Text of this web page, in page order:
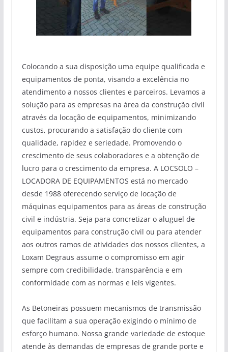
Colocando a sua disposição uma equipe qualificada e
equipamentos de ponta, visando a excelência no
atendimento a nossos clientes e parceiros. Levamos a
solução para as empresas na área da construção civil
através da locação de equipamentos, minimizando
custos, procurando a satisfação do cliente com
qualidade, rapidez e seriedade. Promovendo o
crescimento de seus colaboradores e a obtenção de
lucro para o crescimento da empresa. A LOCSOLO –
LOCADORA DE EQUIPAMENTOS está no mercado
desde 1988 oferecendo serviço de locação de
máquinas equipamentos para as áreas de construção
civil e indústria. Seja para concretizar o aluguel de
equipamentos para construção civil ou para atender
aos outros ramos de atividades dos nossos clientes, a
Loxam Degraus assume o compromisso em agir
sempre com credibilidade, transparência e em
conformidade com as normas e leis vigentes.
As Betoneiras possuem mecanismos de transmissão
que facilitam a sua operação exigindo o mínimo de
esforço humano. Nossa grande variedade de estoque
atende às demandas de empresas de grande porte e